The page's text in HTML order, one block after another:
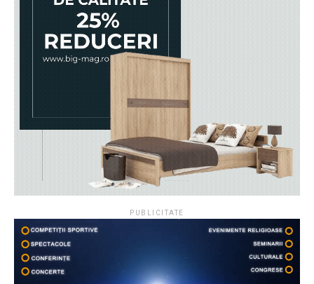
PUBLICITATE